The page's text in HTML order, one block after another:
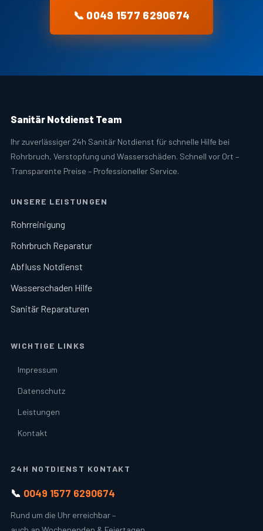
📞 0049 1577 6290674
Sanitär Notdienst Team
Ihr zuverlässiger 24h Sanitär Notdienst für schnelle Hilfe bei
Rohrbruch, Verstopfung und Wasserschäden. Schnell vor Ort –
Transparente Preise – Professioneller Service.
UNSERE LEISTUNGEN
Rohrreinigung
Rohrbruch Reparatur
Abfluss Notdienst
Wasserschaden Hilfe
Sanitär Reparaturen
WICHTIGE LINKS
Impressum
Datenschutz
Leistungen
Kontakt
24H NOTDIENST KONTAKT
📞 0049 1577 6290674
Rund um die Uhr erreichbar –